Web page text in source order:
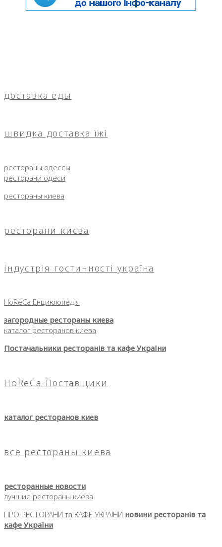
доставка еды
швидка доставка їжі
рестораны одессы
ресторани одеси
рестораны киева
ресторани києва
індустрія гостинності україна
HoReCa Енциклопедія
загородные рестораны киева
каталог ресторанов киева
Постачальники ресторанів та кафе України
HoReCa-Поставщики
каталог ресторанов киев
все рестораны киева
ресторанные новости
лучшие рестораны киева
ПРО РЕСТОРАНИ та КАФЕ УКРАЇНИ новини ресторанів та
кафе України